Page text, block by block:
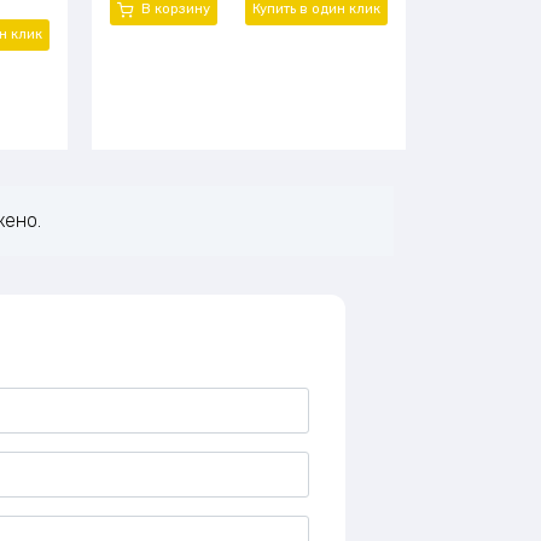
клик
В корзину Купить в один клик